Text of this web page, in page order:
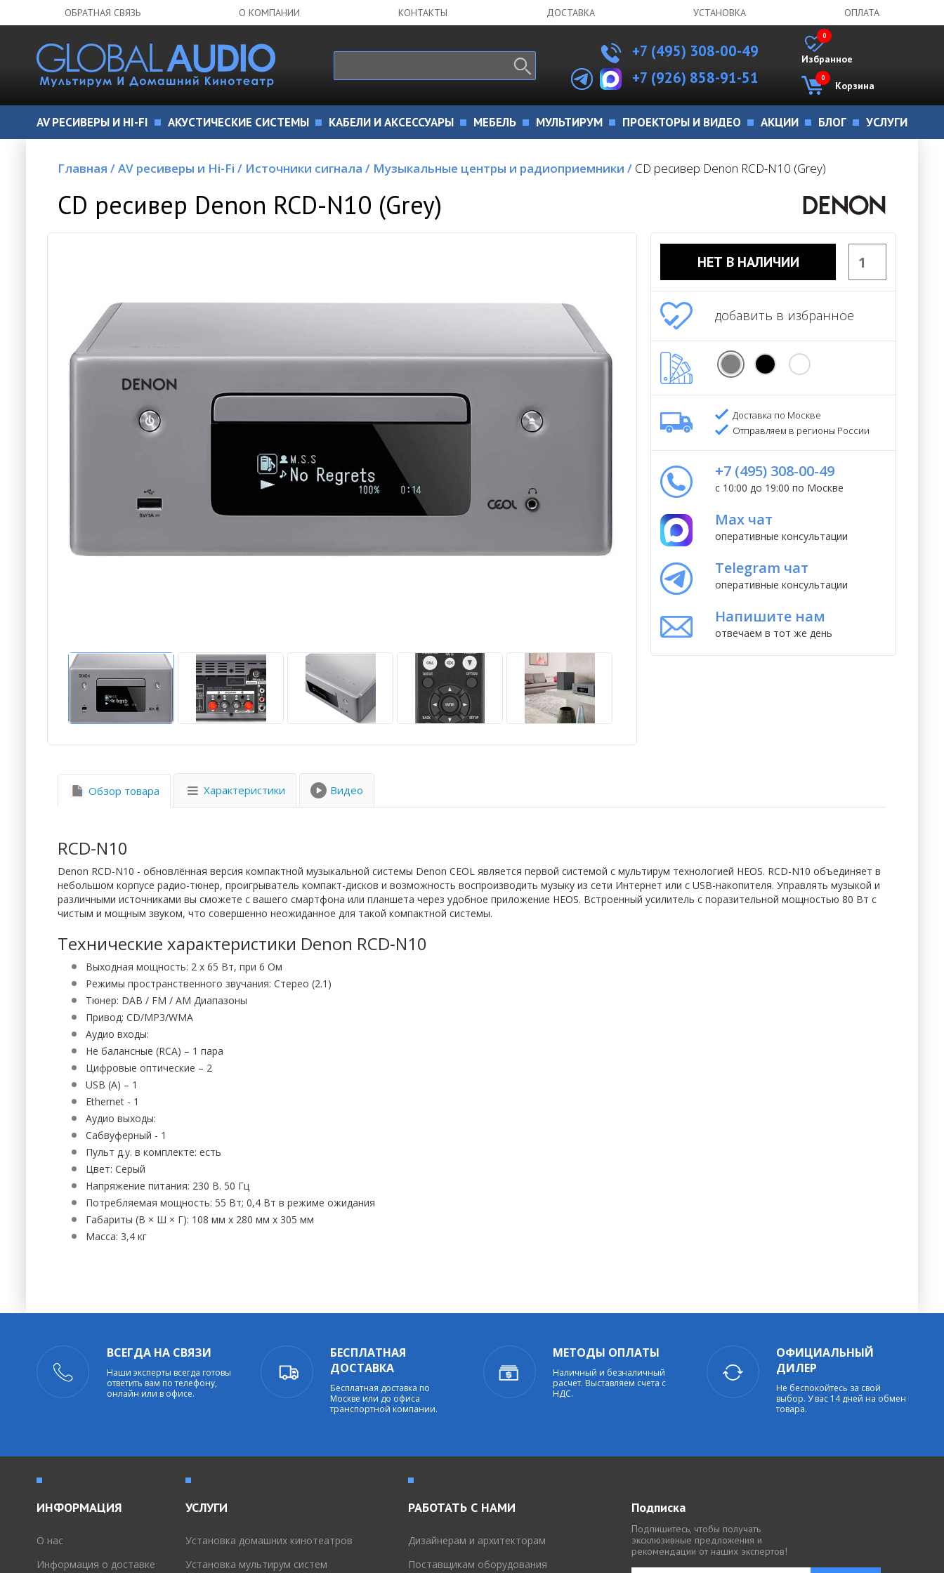
ОБРАТНАЯ СВЯЗЬ О КОМПАНИИ КОНТАКТЫ ДОСТАВКА УСТАНОВКА ОПЛАТА
+7 (495) 308-00-49
+7 (926) 858-91-51
Избранное
0
Корзина
0
AV РЕСИВЕРЫ И HI-FI АКУСТИЧЕСКИЕ СИСТЕМЫ КАБЕЛИ И АКСЕССУАРЫ МЕБЕЛЬ МУЛЬТИРУМ ПРОЕКТОРЫ И ВИДЕО АКЦИИ БЛОГ УСЛУГИ
Главная /AV ресиверы и Hi-Fi / Источники сигнала / Музыкальные центры и радиоприемники / CD ресивер Denon RCD-N10 (Grey)
CD ресивер Denon RCD-N10 (Grey)
НЕТ В НАЛИЧИИ
добавить в избранное
Доставка по Москве
Отправляем в регионы России
+7 (495) 308-00-49
с 10:00 до 19:00 по Москве
Max чат
оперативные консультации
Telegram чат
оперативные консультации
Напишите нам
отвечаем в тот же день
Обзор товара Характеристики Видео
RCD-N10
Denon RCD-N10 - обновлённая версия компактной музыкальной системы Denon CEOL является первой системой с мультирум технологией HEOS. RCD-N10 объединяет в
небольшом корпусе радио-тюнер, проигрыватель компакт-дисков и возможность воспроизводить музыку из сети Интернет или с USB-накопителя. Управлять музыкой и
различными источниками вы сможете с вашего смартфона или планшета через удобное приложение HEOS. Встроенный усилитель с поразительной мощностью 80 Вт с
чистым и мощным звуком, что совершенно неожиданное для такой компактной системы.
Технические характеристики Denon RCD-N10
Выходная мощность: 2 x 65 Вт, при 6 Ом
Режимы пространственного звучания: Стерео (2.1)
Тюнер: DAB / FM / AM Диапазоны
Привод: CD/MP3/WMA
Аудио входы:
Не балансные (RCA) – 1 пара
Цифровые оптические – 2
USB (A) – 1
Ethernet - 1
Аудио выходы:
Сабвуферный - 1
Пульт д.у. в комплекте: есть
Цвет: Серый
Напряжение питания: 230 В. 50 Гц
Потребляемая мощность: 55 Вт; 0,4 Вт в режиме ожидания
Габариты (В × Ш × Г): 108 мм х 280 мм х 305 мм
Масса: 3,4 кг
ВСЕГДА НА СВЯЗИ
Наши эксперты всегда готовы
ответить вам по телефону,
онлайн или в офисе.
БЕСПЛАТНАЯ
ДОСТАВКА
Бесплатная доставка по
Москве или до офиса
транспортной компании.
МЕТОДЫ ОПЛАТЫ
Наличный и безналичный
расчет. Выставляем счета с
НДС.
ОФИЦИАЛЬНЫЙ
ДИЛЕР
Не беспокойтесь за свой
выбор. У вас 14 дней на обмен
товара.
ИНФОРМАЦИЯ
O нас
Информация о доставке
УСЛУГИ
Установка домашних кинотеатров
Установка мультирум систем
РАБОТАТЬ С НАМИ
Дизайнерам и архитекторам
Поставщикам оборудования
Подписка
Подпишитесь, чтобы получать
эксклюзивные предложения и
рекомендации от наших экспертов!